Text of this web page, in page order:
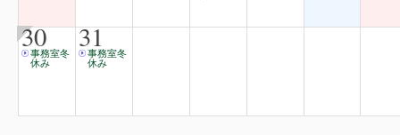
30
事務室冬
休み
31
事務室冬
休み